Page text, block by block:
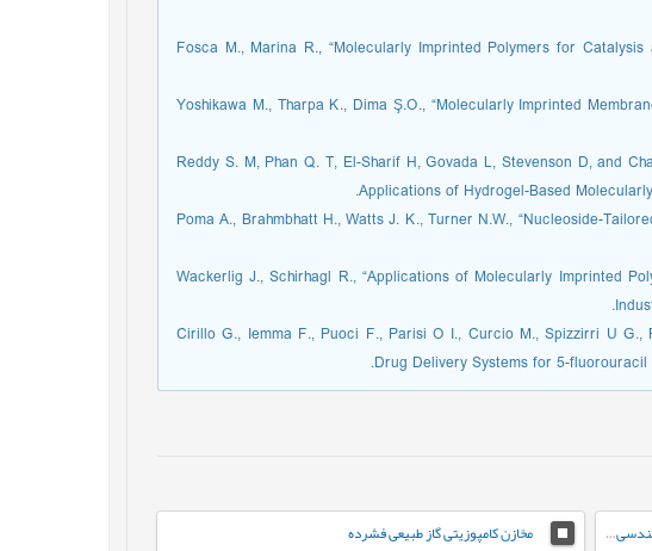
13. Fosca M., Marina R., “Molecularly Imprinted Polymers for
14. Yoshikawa M., Tharpa K., Dima Ş.O., “Molecularly Imprinted
15. Reddy S. M, Phan Q. T, El-Sharif H, Govada L, Stevenson D, and
Applications of Hydrogel-Based
16. Poma A., Brahmbhatt H., Watts J. K., Turner N.W., “Nucleoside-
17. Wackerlig J., Schirhagl R., “Applications of Molecularly Imprinted
18. Cirillo G., Iemma F., Puoci F., Parisi O I., Curcio M., Spizzirri U
Drug Delivery Systems for 5-fluorouracil
مروری بر کاربرد نانوذرات مغناطیسی با پوشش پلیمری در مهندسی بافت
مخازن کامپوزیتی گاز طبیعی فشرده